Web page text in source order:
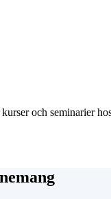
och seminarier